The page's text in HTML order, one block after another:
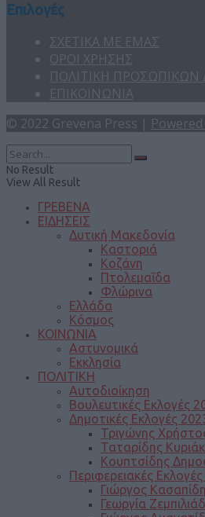
Επιλογές
ΣΧΕΤΙΚΑ ΜΕ ΕΜΑΣ
ΟΡΟΙ ΧΡΗΣΗΣ
ΠΟΛΙΤΙΚΗ
ΕΠΙΚΟΙΝΩΝΙΑ
© 2022 Grevena Press | Powered
No Result
View All Result
ΓΡΕΒΕΝΑ
ΕΙΔΗΣΕΙΣ
Δυτική Μακεδονία
Καστοριά
Κοζάνη
Πτολεμαΐδα
Φλώρινα
Ελλάδα
Κόσμος
ΚΟΙΝΩΝΙΑ
Αστυνομικά
Εκκλησία
ΠΟΛΙΤΙΚΗ
Αυτοδιοίκηση
Βουλευτικές Εκλογές
Δημοτικές Εκλογές
Τριγώνης
Ταταρίδης
Κουπτσίδης
Περιφερειακές
Γιώργος
Γεωργία